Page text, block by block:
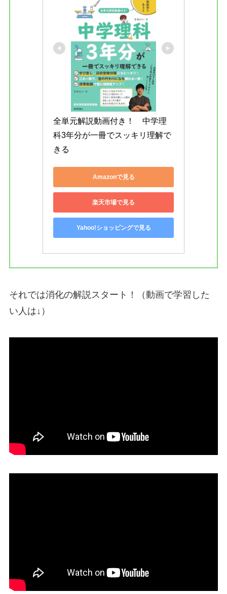
全単元解説動画付き！　中学理
科3年分が一冊でスッキリ理解で
きる
Amazonで見る
楽天市場で見る
Yahoo!ショッピングで見る
それでは消化の解説スタート！（動画で学習した
い人は↓）